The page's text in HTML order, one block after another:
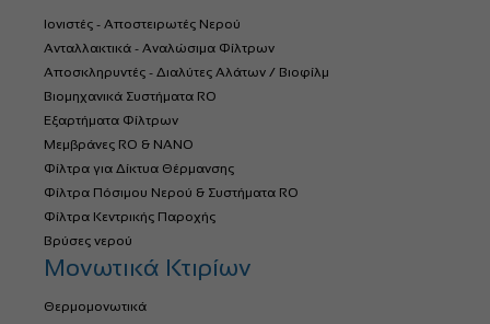
Ιονιστές - Αποστειρωτές Νερού
Ανταλλακτικά - Αναλώσιμα Φίλτρων
Αποσκληρυντές - Διαλύτες Αλάτων / Βιοφίλμ
Βιομηχανικά Συστήματα RO
Εξαρτήματα Φίλτρων
Μεμβράνες RO & NANO
Φίλτρα για Δίκτυα Θέρμανσης
Φίλτρα Πόσιμου Νερού & Συστήματα RO
Φίλτρα Κεντρικής Παροχής
Βρύσες νερού
Μονωτικά Κτιρίων
Θερμομονωτικά